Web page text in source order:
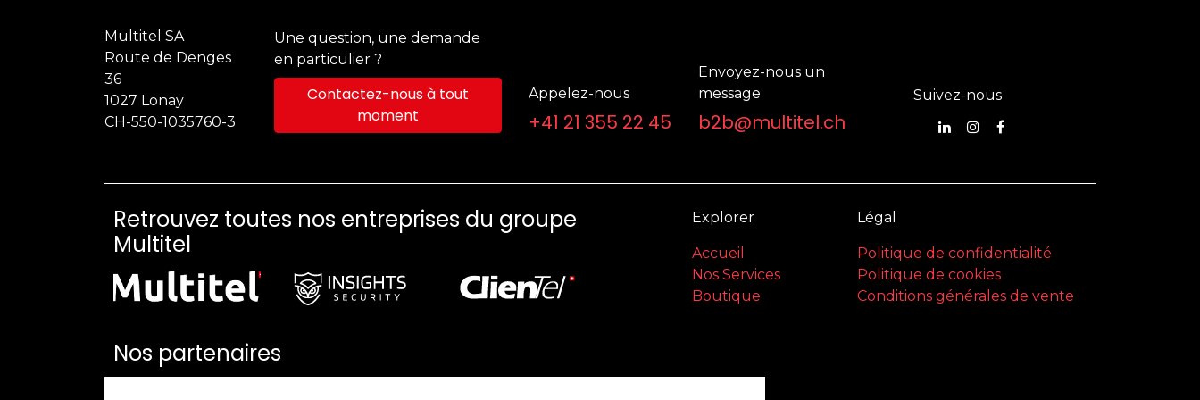
Multitel SA
Route de Denges
36
1027 Lonay
CH-550-1035760-3
Une question, une demande
en particulier ?
Contactez-nous à tout
moment
Appelez-nous
+41 21 355 22 45
Envoyez-nous un
message
b2b@multitel.ch
Suivez-nous
Retrouvez toutes nos entreprises du groupe
Multitel
Légal
Politique de confidentialité
Politique de cookies
Conditions générales de vente
Explorer
Accueil
Nos Services
Boutique
Nos partenaires